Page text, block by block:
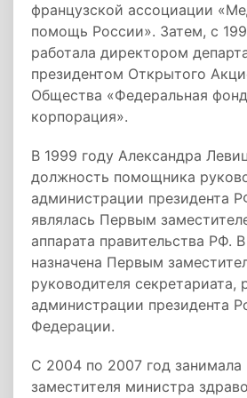
французской ассоциации
помощь России». Затем, с
работала директором
президентом Открытого
Общества «Федеральная
корпорация».
В 1999 году Александра
должность помощника
администрации президента
являлась Первым
аппарата правительства РФ.
назначена Первым
руководителя секретариата,
администрации президента
Федерации.
С 2004 по 2007 год занимала
заместителя министра